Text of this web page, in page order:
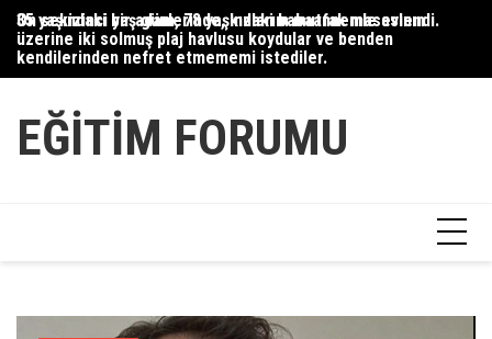
Skip
content
35 yaşındaki bir adam, 78 yaşındaki babaannemle evlendi.
On sekizinci yaş günlerinde, kızlarım mutfak masasının
üzerine iki solmuş plaj havlusu koydular ve benden
kendilerinden nefret etmememi istediler.
EĞITIM FORUMU